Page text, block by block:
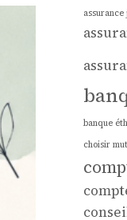
banque
choisir